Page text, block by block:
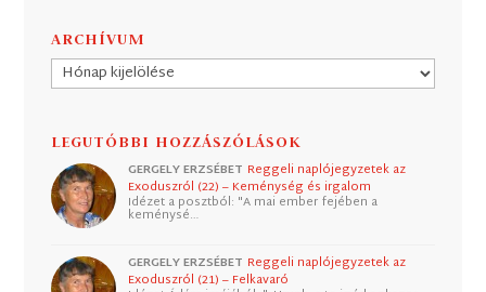
ARCHÍVUM
Archívum
LEGUTÓBBI HOZZÁSZÓLÁSOK
GERGELY ERZSÉBET Reggeli naplójegyzetek az
Exoduszról (22) – Keménység és irgalom
Idézet a posztból: "A mai ember fejében a
keménysé…
GERGELY ERZSÉBET Reggeli naplójegyzetek az
Exoduszról (21) – Felkavaró